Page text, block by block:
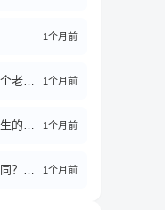
1个月前
陆春龄的笛声里，藏着一个老上海 1个月前
听了整整一下午赵松庭先生的笛子作品，心情久久不能平复 1个月前
波音和颤音到底有什么不同？别再傻傻分不清了 1个月前